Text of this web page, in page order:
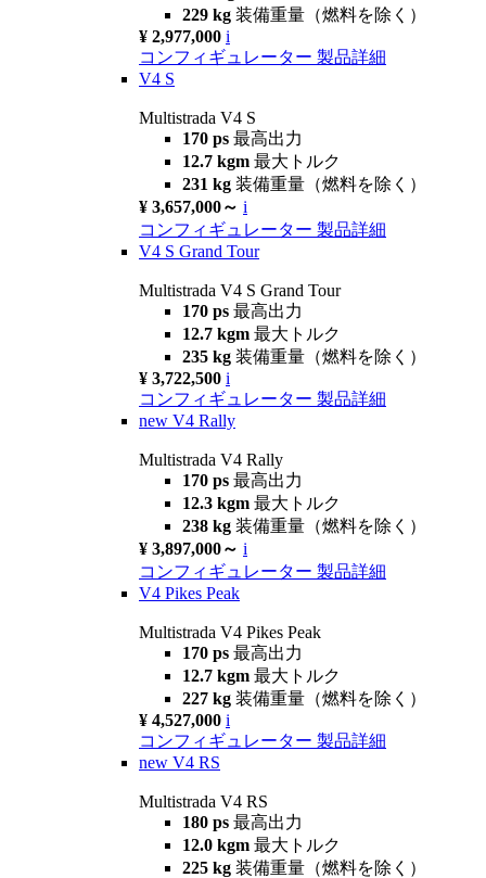
229 kg 装備重量（燃料を除く）
¥ 2,977,000 i
コンフィギュレーター 製品詳細
V4 S
Multistrada V4 S
170 ps 最高出力
12.7 kgm 最大トルク
231 kg 装備重量（燃料を除く）
¥ 3,657,000～ i
コンフィギュレーター 製品詳細
V4 S Grand Tour
Multistrada V4 S Grand Tour
170 ps 最高出力
12.7 kgm 最大トルク
235 kg 装備重量（燃料を除く）
¥ 3,722,500 i
コンフィギュレーター 製品詳細
new V4 Rally
Multistrada V4 Rally
170 ps 最高出力
12.3 kgm 最大トルク
238 kg 装備重量（燃料を除く）
¥ 3,897,000～ i
コンフィギュレーター 製品詳細
V4 Pikes Peak
Multistrada V4 Pikes Peak
170 ps 最高出力
12.7 kgm 最大トルク
227 kg 装備重量（燃料を除く）
¥ 4,527,000 i
コンフィギュレーター 製品詳細
new V4 RS
Multistrada V4 RS
180 ps 最高出力
12.0 kgm 最大トルク
225 kg 装備重量（燃料を除く）